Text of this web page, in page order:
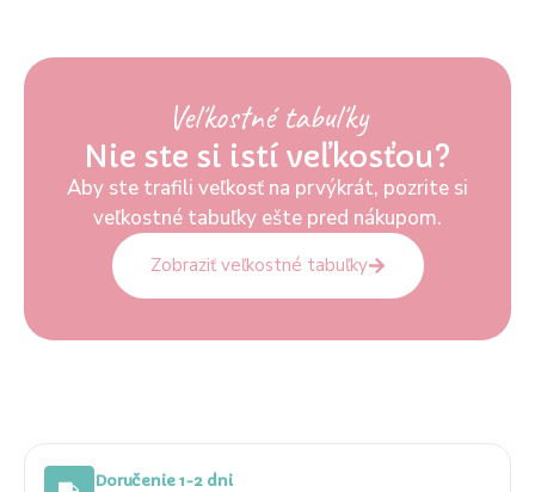
Veľkostné tabuľky
Nie ste si istí veľkosťou?
Aby ste trafili veľkosť na prvýkrát, pozrite si
veľkostné tabuľky ešte pred nákupom.
Zobraziť veľkostné tabuľky
Doručenie 1-2 dni